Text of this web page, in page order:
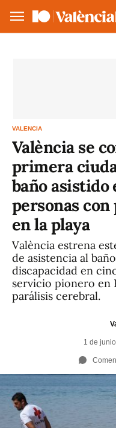
VALENCIA
València se
primera
baño asistido
personas
en la playa
València estrena
de asistencia al
discapacidad en
servicio pionero en
parálisis cerebral.
1 de